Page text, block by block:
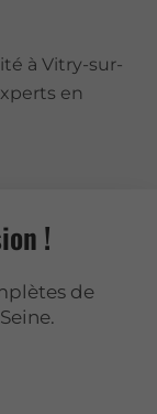
à Vitry-sur-
en
!
de